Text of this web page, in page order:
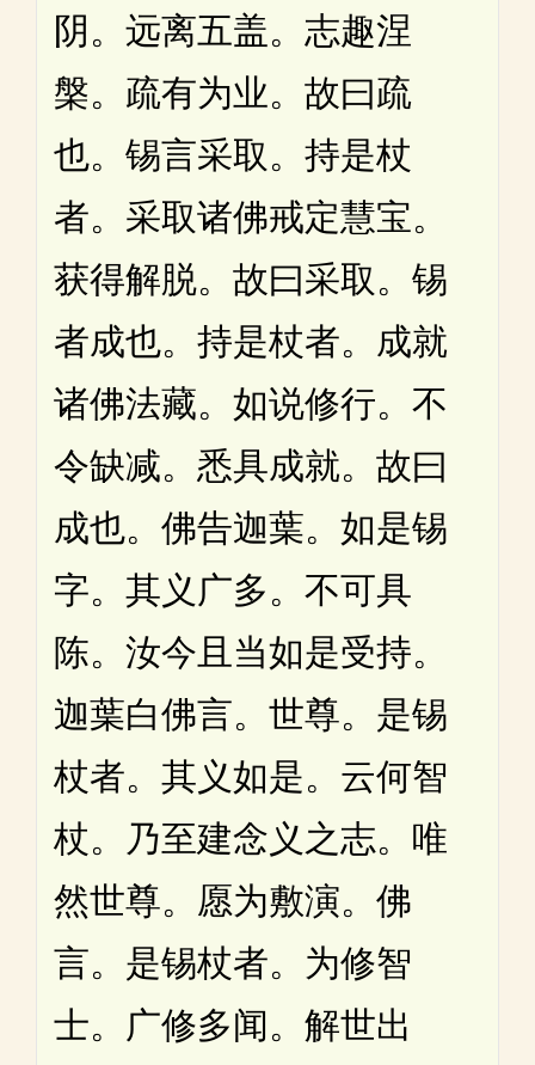
阴。远离五盖。志趣涅
槃。疏有为业。故曰疏
也。锡言采取。持是杖
者。采取诸佛戒定慧宝。
获得解脱。故曰采取。锡
者成也。持是杖者。成就
诸佛法藏。如说修行。不
令缺减。悉具成就。故曰
成也。佛告迦葉。如是锡
字。其义广多。不可具
陈。汝今且当如是受持。
迦葉白佛言。世尊。是锡
杖者。其义如是。云何智
杖。乃至建念义之志。唯
然世尊。愿为敷演。佛
言。是锡杖者。为修智
士。广修多闻。解世出